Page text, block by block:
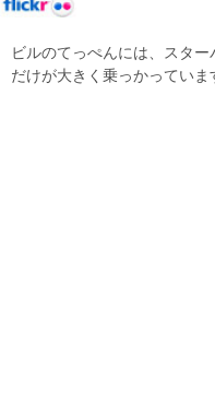
ビルのてっぺんには、スタ
だけが大きく乗っかっていま